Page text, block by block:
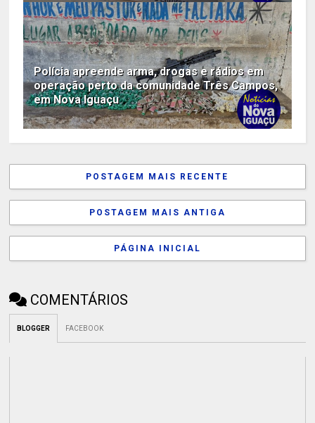
Polícia apreende arma, drogas e rádios em
operação perto da comunidade Três Campos,
em Nova Iguaçu
POSTAGEM MAIS RECENTE
POSTAGEM MAIS ANTIGA
PÁGINA INICIAL
COMENTÁRIOS
BLOGGER FACEBOOK